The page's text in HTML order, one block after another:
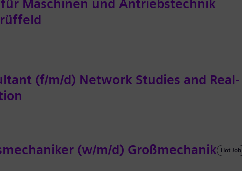
Maschinen und Antriebstechnik
(f/m/d) Network Studies and Real-
(w/m/d) Großmechanik Hot Job